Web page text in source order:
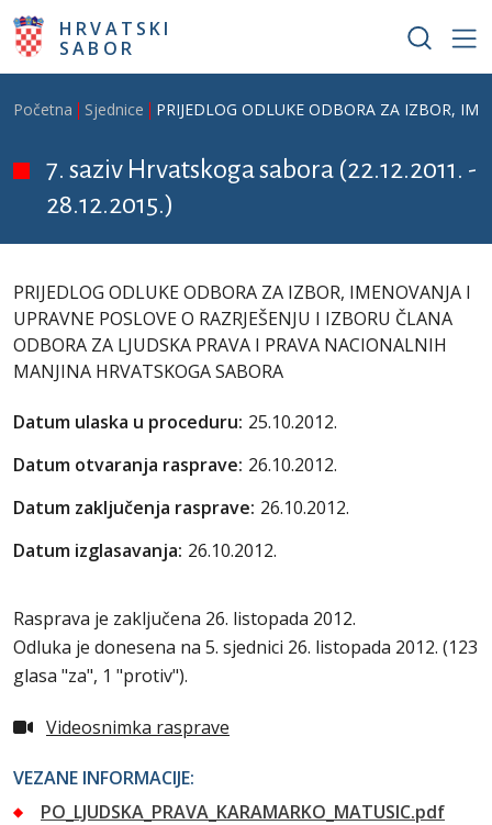
Skoči na glavni sadržaj
HRVATSKI
SABOR
Breadcrumb
Početna Sjednice PRIJEDLOG ODLUKE ODBORA ZA IZBOR,
7. saziv Hrvatskoga sabora (22.12.2011. -
28.12.2015.)
PRIJEDLOG ODLUKE ODBORA ZA IZBOR, IMENOVANJA I
UPRAVNE POSLOVE O RAZRJEŠENJU I IZBORU ČLANA
ODBORA ZA LJUDSKA PRAVA I PRAVA NACIONALNIH
MANJINA HRVATSKOGA SABORA
Datum ulaska u proceduru: 25.10.2012.
Datum otvaranja rasprave: 26.10.2012.
Datum zaključenja rasprave: 26.10.2012.
Datum izglasavanja: 26.10.2012.
Rasprava je zaključena 26. listopada 2012.
Odluka je donesena na 5. sjednici 26. listopada 2012. (123
glasa "za", 1 "protiv").
Videosnimka rasprave
VEZANE INFORMACIJE:
PO_LJUDSKA_PRAVA_KARAMARKO_MATUSIC.pdf